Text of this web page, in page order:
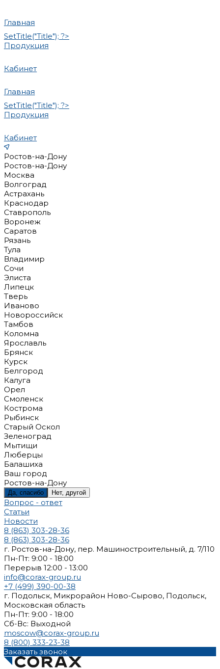
Главная
SetTitle("Title"); ?>
Продукция
Кабинет
Главная
SetTitle("Title"); ?>
Продукция
Кабинет
Ростов-на-Дону
Ростов-на-Дону
Москва
Волгоград
Астрахань
Краснодар
Ставрополь
Воронеж
Саратов
Рязань
Тула
Владимир
Сочи
Элиста
Липецк
Тверь
Иваново
Новороссийск
Тамбов
Коломна
Ярославль
Брянск
Курск
Белгород
Калуга
Орел
Смоленск
Кострома
Рыбинск
Старый Оскол
Зеленоград
Мытищи
Люберцы
Балашиха
Ваш город
Ростов-на-Дону
Да, спасибо Нет, другой
Вопрос - ответ
Статьи
Новости
8 (863) 303-28-36
8 (863) 303-28-36
г. Ростов-на-Дону, пер. Машиностроительный, д. 7/110
Пн-Пт: 9:00 - 18:00
Перерыв 12:00 - 13:00
info@corax-group.ru
+7 (499) 390-00-38
г. Подольск, Микрорайон Ново-Сырово, Подольск,
Московская область
Пн-Пт: 9:00 - 18:00
Cб-Вс: Выходной
moscow@corax-group.ru
8 (800) 333-23-38
Заказать звонок